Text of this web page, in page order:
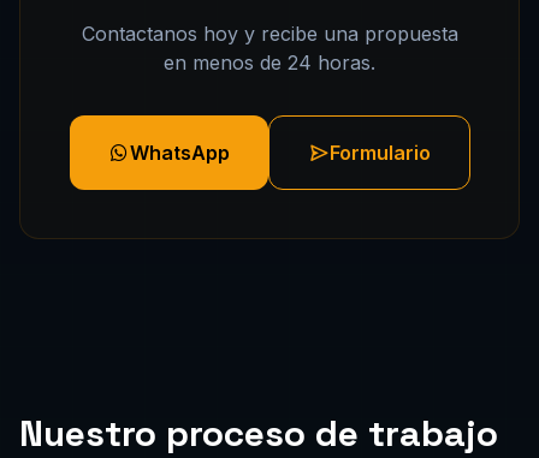
Contactanos hoy y recibe una propuesta
en menos de 24 horas.
WhatsApp Formulario
Nuestro proceso de trabajo